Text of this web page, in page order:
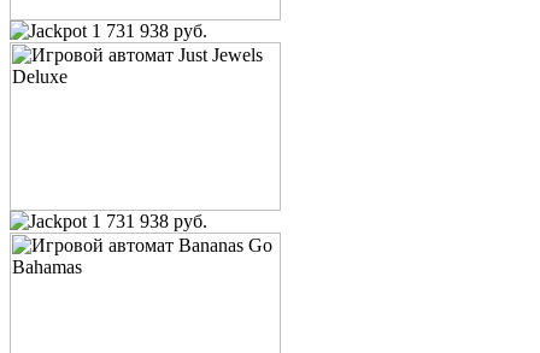
1 731 938 руб.
1 731 938 руб.